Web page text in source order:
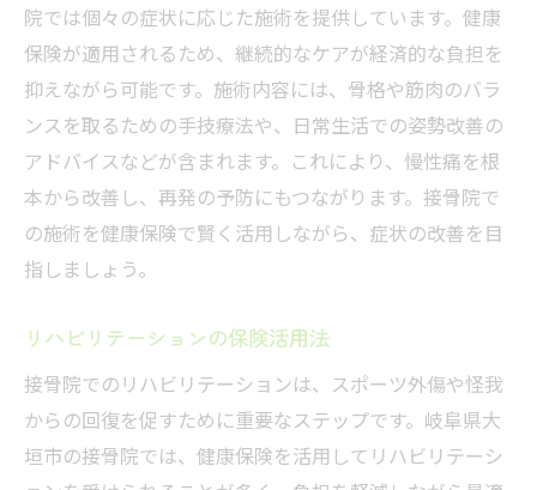
院では個々の症状に応じた施術を提供しています。健康
保険が適用されるため、継続的なケアが経済的な負担を
抑えながら可能です。施術内容には、骨格や筋肉のバラ
ンスを取るための手技療法や、日常生活での姿勢改善の
アドバイスなどが含まれます。これにより、慢性痛を根
本から改善し、再発の予防にもつながります。接骨院で
の施術を健康保険で賢く活用しながら、症状の改善を目
指しましょう。
リハビリテーションの保険活用法
接骨院でのリハビリテーションは、スポーツ外傷や怪我
からの回復を促すために重要なステップです。岐阜県大
垣市の接骨院では、健康保険を活用してリハビリテーシ